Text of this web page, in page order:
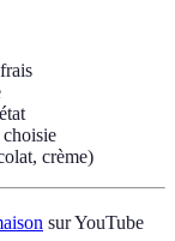
choisie
crème)
sur YouTube